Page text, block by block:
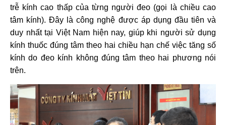
trễ kính cao thấp của từng người đeo (gọi là chiều cao
tâm kính). Đây là công nghệ được áp dụng đầu tiên và
duy nhất tại Việt Nam hiện nay, giúp khi người sử dụng
kính thuốc đúng tâm theo hai chiều hạn chế việc tăng số
kính do đeo kính không đúng tâm theo hai phương nói
trên.